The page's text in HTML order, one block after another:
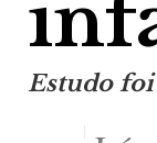
Estudo foi